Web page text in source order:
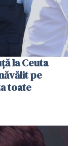
la Ceuta
pe
toate